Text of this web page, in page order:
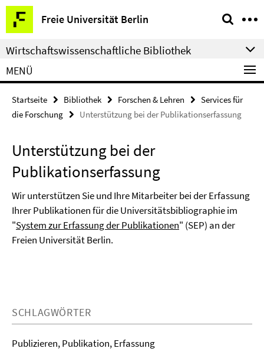
Springe
direkt
zu
Inhalt
Freie Universität Berlin
Service-
Navigation
Wirtschaftswissenschaftliche Bibliothek
MENÜ
Startseite Bibliothek Forschen & Lehren
Services für
die Forschung
Unterstützung bei der Publikationserfassung
Unterstützung bei der
Publikationserfassung
Wir unterstützen Sie und Ihre Mitarbeiter bei der Erfassung
Ihrer Publikationen für die Universitätsbibliographie im
"System zur Erfassung der Publikationen" (SEP) an der
Freien Universität Berlin.
SCHLAGWÖRTER
Publizieren, Publikation, Erfassung